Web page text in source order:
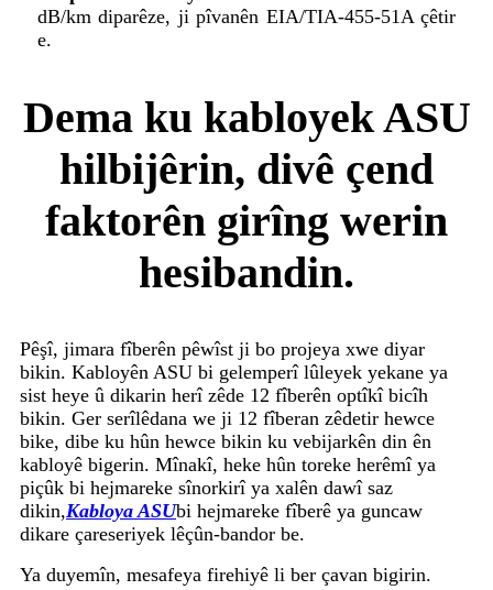
dB/km diparêze, ji pîvanên EIA/TIA-455-51A çêtir
e.
Dema ku kabloyek ASU
hilbijêrin, divê çend
faktorên girîng werin
hesibandin.
Pêşî, jimara fîberên pêwîst ji bo projeya xwe diyar
bikin. Kabloyên ASU bi gelemperî lûleyek yekane ya
sist heye û dikarin herî zêde 12 fîberên optîkî bicîh
bikin. Ger serîlêdana we ji 12 fîberan zêdetir hewce
bike, dibe ku hûn hewce bikin ku vebijarkên din ên
kabloyê bigerin. Mînakî, heke hûn toreke herêmî ya
piçûk bi hejmareke sînorkirî ya xalên dawî saz
dikin,Kabloya ASUbi hejmareke fîberê ya guncaw
dikare çareseriyek lêçûn-bandor be.
Ya duyemîn, mesafeya firehiyê li ber çavan bigirin.